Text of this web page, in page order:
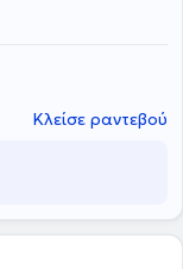
Κλείσε ραντεβού